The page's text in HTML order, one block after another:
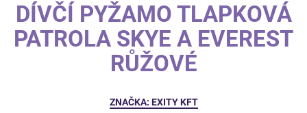
DÍVČÍ PYŽAMO TLAPKOVÁ
PATROLA SKYE A EVEREST
RŮŽOVÉ
ZNAČKA: EXITY KFT